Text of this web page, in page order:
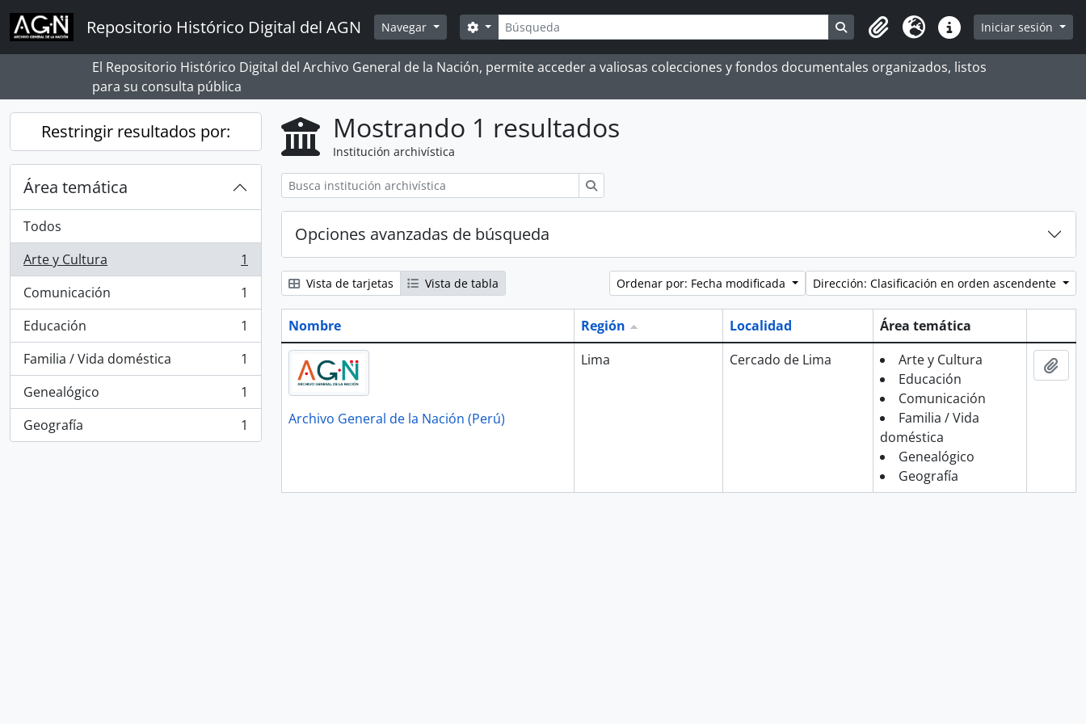
Skip to main content
Repositorio Histórico Digital del AGN Navegar Búsqueda
Search options Search in browse page
Portapapeles
Idioma Enlaces rápidos
Iniciar sesión
El Repositorio Histórico Digital del Archivo General de la Nación, permite acceder a valiosas colecciones y fondos documentales organizados, listos
para su consulta pública
Restringir resultados por:
Área temática
Todos
Arte y Cultura
, 1 resultados
1
Comunicación
, 1 resultados
1
Educación
, 1 resultados
1
Familia / Vida doméstica
, 1 resultados
1
Genealógico
, 1 resultados
1
Geografía
, 1 resultados 1
Mostrando 1 resultados
Institución archivística
Opciones avanzadas de búsqueda
Vista de tarjetas Vista de tabla Ordenar por: Fecha modificada Dirección: Clasificación en orden ascendente
Nombre Región Localidad
Área temática
Archivo General de la Nación (Perú)
Lima Cercado de Lima
Arte y Cultura
Educación
Comunicación
Familia / Vida
doméstica
Genealógico
Geografía